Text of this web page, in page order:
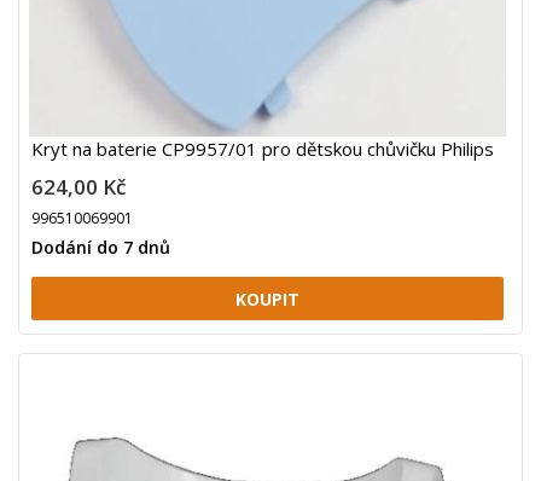
Kryt na baterie CP9957/01 pro dětskou chůvičku Philips
624,00 Kč
996510069901
Dodání do 7 dnů